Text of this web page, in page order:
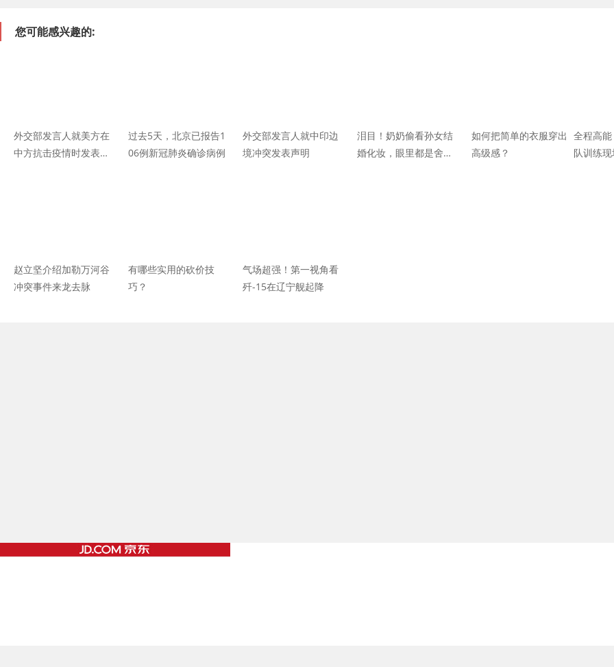
您可能感兴趣的:
外交部发言人就美方在
中方抗击疫情时发表不
过去5天，北京已报告1
06例新冠肺炎确诊病例
外交部发言人就中印边
境冲突发表声明
泪目！奶奶偷看孙女结
婚化妆，眼里都是舍不
如何把简单的衣服穿出
高级感？
全程高
队训练
赵立坚介绍加勒万河谷
冲突事件来龙去脉
有哪些实用的砍价技
巧？
气场超强！第一视角看
歼-15在辽宁舰起降